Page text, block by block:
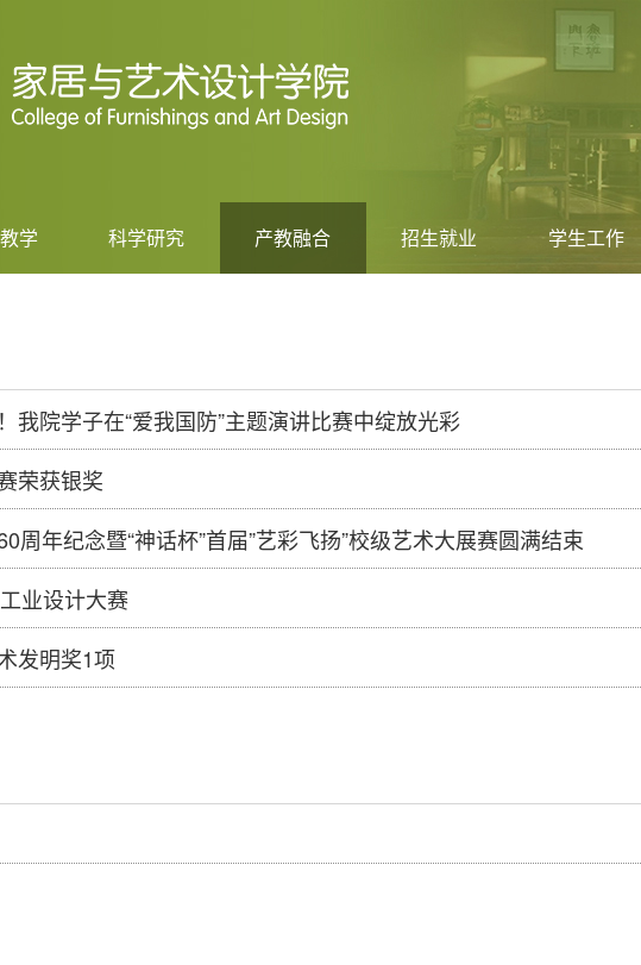
学 科学研究 产教融合 招生就业 学生工作
我院学子在“爱我国防”主题演讲比赛中绽放光彩
荣获银奖
周年纪念暨“神话杯”首届”艺彩飞扬”校级艺术大展赛圆满结束
业设计大赛
发明奖1项